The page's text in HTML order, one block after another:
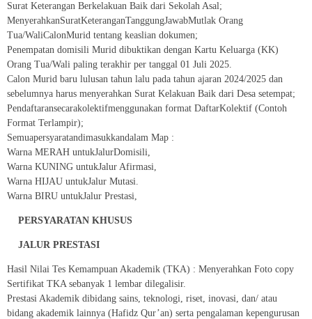
Surat Keterangan Berkelakuan Baik dari Sekolah Asal;
MenyerahkanSuratKeteranganTanggungJawabMutlak Orang
Tua/WaliCalonMurid tentang keaslian dokumen;
Penempatan domisili Murid dibuktikan dengan Kartu Keluarga (KK)
Orang Tua/Wali paling terakhir per tanggal 01 Juli 2025.
Calon Murid baru lulusan tahun lalu pada tahun ajaran 2024/2025 dan
sebelumnya harus menyerahkan Surat Kelakuan Baik dari Desa setempat;
Pendaftaransecarakolektifmenggunakan format DaftarKolektif (Contoh
Format Terlampir);
Semuapersyaratandimasukkandalam Map :
Warna MERAH untukJalurDomisili,
Warna KUNING untukJalur Afirmasi,
Warna HIJAU untukJalur Mutasi.
Warna BIRU untukJalur Prestasi,
PERSYARATAN KHUSUS
JALUR PRESTASI
Hasil Nilai Tes Kemampuan Akademik (TKA) : Menyerahkan Foto copy
Sertifikat TKA sebanyak 1 lembar dilegalisir.
Prestasi Akademik dibidang sains, teknologi, riset, inovasi, dan/ atau
bidang akademik lainnya (Hafidz Qur’an) serta pengalaman kepengurusan